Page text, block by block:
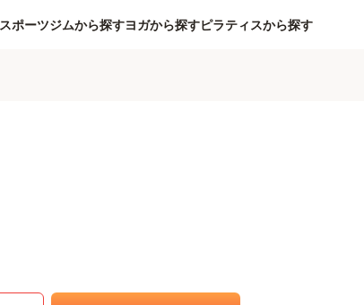
スポーツジムから探すヨガから探すピラティスから探す